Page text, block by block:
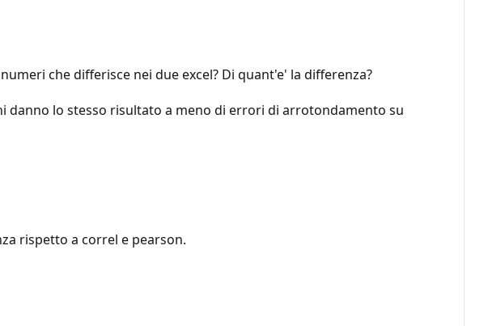
che differisce nei due excel? Di quant'e' la differenza?
danno lo stesso risultato a meno di errori di arrotondamento su
rispetto a correl e pearson.